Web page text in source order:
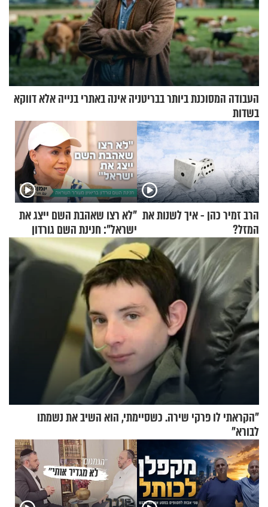
העבודה המסוכנת ביותר בבריטניה אינה באתרי בנייה אלא דווקא
בשדות
הרב זמיר כהן - איך לשנות את
המזל?
"לא רצו שאהבת השם ייצג את
ישראל": חנינת השם גורדון
בריאיון מעורר השראה
"הקראתי לו פרקי שירה. כשסיימתי, הוא השיב את נשמתו
לבורא"